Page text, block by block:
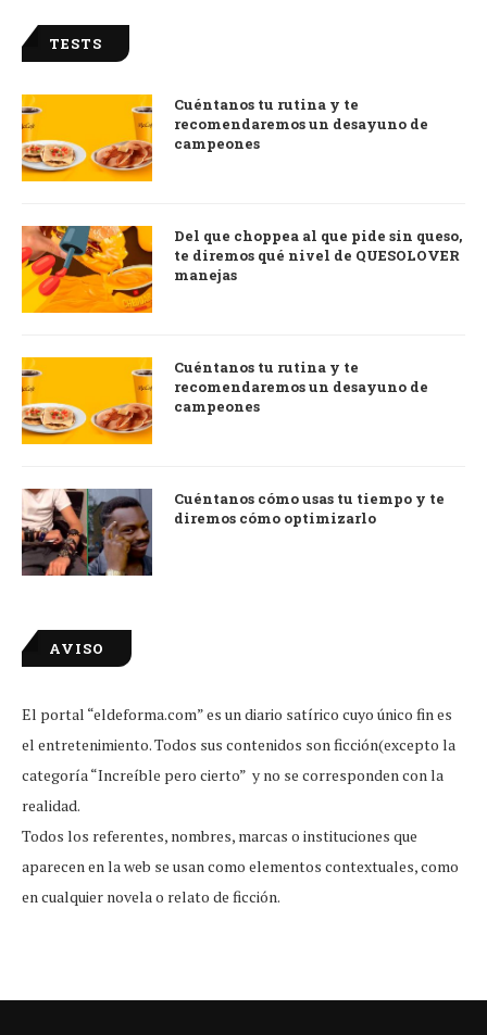
TESTS
Cuéntanos tu rutina y te
recomendaremos un desayuno de
campeones
Del que choppea al que pide sin queso,
te diremos qué nivel de QUESOLOVER
manejas
Cuéntanos tu rutina y te
recomendaremos un desayuno de
campeones
Cuéntanos cómo usas tu tiempo y te
diremos cómo optimizarlo
AVISO
El portal “eldeforma.com” es un diario satírico cuyo único fin es
el entretenimiento. Todos sus contenidos son ficción(excepto la
categoría “Increíble pero cierto” y no se corresponden con la
realidad.
Todos los referentes, nombres, marcas o instituciones que
aparecen en la web se usan como elementos contextuales, como
en cualquier novela o relato de ficción.